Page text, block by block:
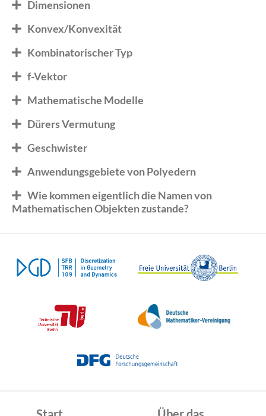
Dimensionen
Konvex/Konvexität
Kombinatorischer Typ
f-Vektor
Mathematische Modelle
Dürers Vermutung
Geschwister
Anwendungsgebiete von Polyedern
Wie kommen eigentlich die Namen von
Mathematischen Objekten zustande?